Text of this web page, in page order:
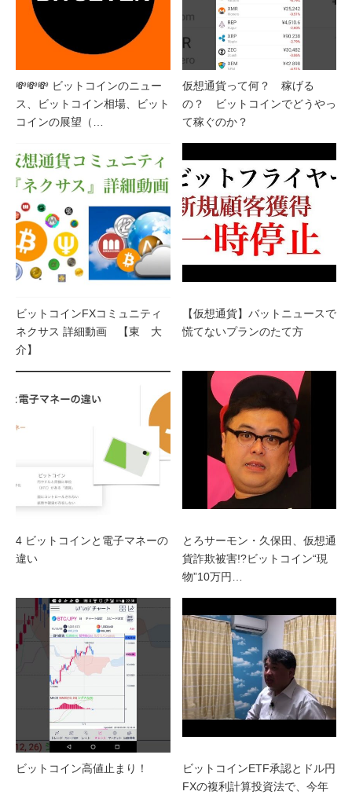
💸💸💸 ビットコインのニュー
ス、ビットコイン相場、ビット
コインの展望（…
仮想通貨って何？ 稼げる
の？ ビットコインでどうやっ
て稼ぐのか？
ビットコインFXコミュニティ
ネクサス 詳細動画 【東 大
介】
【仮想通貨】バットニュースで
慌てないプランのたて方
4 ビットコインと電子マネーの
違い
とろサーモン・久保田、仮想通
貨詐欺被害!?ビットコイン“現
物”10万円…
ビットコイン高値止まり！
ビットコインETF承認とドル円
FXの複利計算投資法で、今年